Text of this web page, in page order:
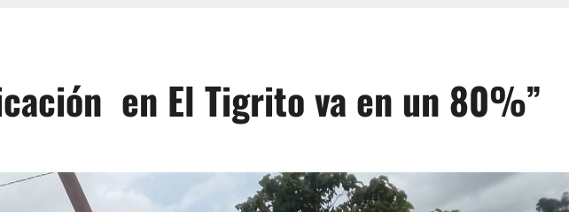
en El Tigrito va en un 80%”